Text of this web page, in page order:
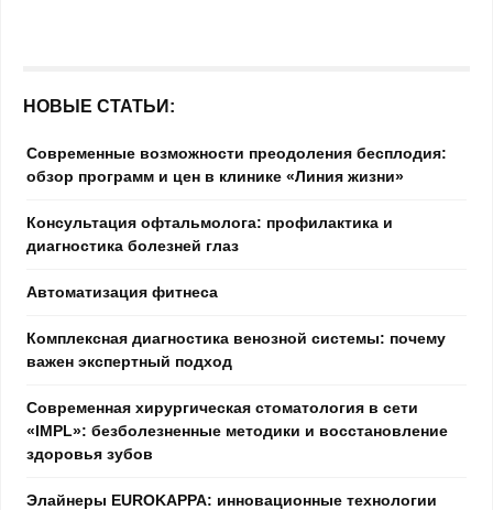
НОВЫЕ СТАТЬИ:
Современные возможности преодоления бесплодия:
обзор программ и цен в клинике «Линия жизни»
Консультация офтальмолога: профилактика и
диагностика болезней глаз
Автоматизация фитнеса
Комплексная диагностика венозной системы: почему
важен экспертный подход
Современная хирургическая стоматология в сети
«IMPL»: безболезненные методики и восстановление
здоровья зубов
Элайнеры EUROKAPPA: инновационные технологии